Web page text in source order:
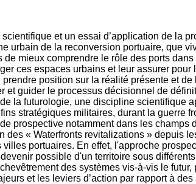
et un essai d’application de la
urbain de la reconversion portuaire, que
mieux comprendre le rôle des ports
ces espaces urbains et leur assurer
position sur la réalité présente et de
et guider le processus décisionnel de
la futurologie, une discipline scientifique
stratégiques militaires, durant la guerre
prospective notamment dans les champs
des « Waterfronts revitalizations » depuis
portuaires. En effet, l'approche
possible d'un territoire sous
des systèmes vis-à-vis le
et les leviers d’action par rapport à